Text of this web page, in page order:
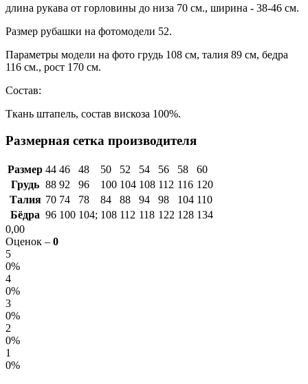
длина рукава от горловины до низа 70 см., ширина - 38-46 см.
Размер рубашки на фотомодели 52.
Параметры модели на фото грудь 108 см, талия 89 см, бедра
116 см., рост 170 см.
Состав:
Ткань штапель, состав вискоза 100%.
Размерная сетка производителя
Размер 44 46 48 50 52 54 56 58
60
Грудь 88 92 96 100 104 108 112 116 120
Талия 70 74 78 84 88 94 98 104 110
Бёдра 96 100 104; 108 112 118 122 128 134
0,00
Оценок – 0
5
0%
4
0%
3
0%
2
0%
1
0%